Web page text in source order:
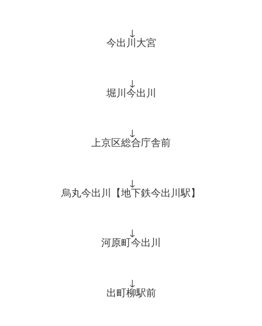
↓
今出川大宮
↓
堀川今出川
↓
上京区総合庁舎前
↓
烏丸今出川【地下鉄今出川駅】
↓
河原町今出川
↓
出町柳駅前